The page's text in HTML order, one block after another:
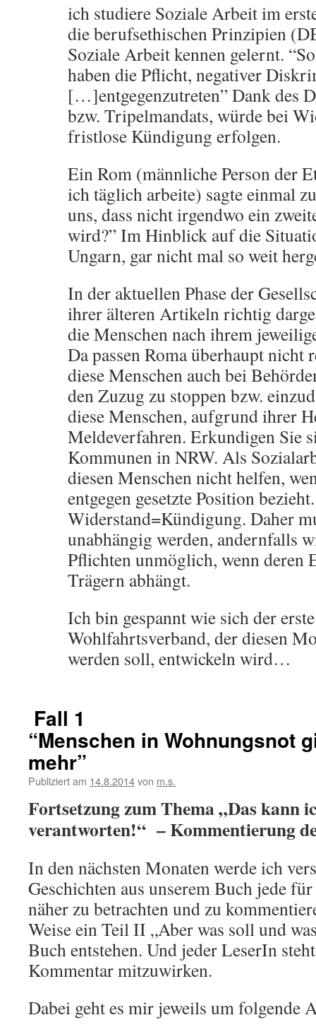
ich studiere Soziale Arbeit im
die berufsethischen Prinzipien
Soziale Arbeit kennen gelernt.
haben die Pflicht, negativer
[…]entgegenzutreten” Dank des
bzw. Tripelmandats, würde bei
fristlose Kündigung erfolgen.
Ein Rom (männliche Person der
ich täglich arbeite) sagte einmal
uns, dass nicht irgendwo ein
wird?” Im Hinblick auf die
Ungarn, gar nicht mal so weit
In der aktuellen Phase der
ihrer älteren Artikeln richtig
die Menschen nach ihrem
Da passen Roma überhaupt nicht
diese Menschen auch bei
den Zuzug zu stoppen bzw.
diese Menschen, aufgrund ihrer
Meldeverfahren. Erkundigen Sie
Kommunen in NRW. Als
diesen Menschen nicht helfen,
entgegen gesetzte Position bezieht.
Widerstand=Kündigung. Daher
unabhängig werden, andernfalls
Pflichten unmöglich, wenn deren
Trägern abhängt.
Ich bin gespannt wie sich der
Wohlfahrtsverband, der diesen
werden soll, entwickeln wird…
Fall 1
“Menschen in Wohnungsnot
mehr”
Publiziert am 14.8.2014von m.s.
Fortsetzung zum Thema „Das kann
verantworten!“ – Kommentierung
In den nächsten Monaten werde ich
Geschichten aus unserem Buch jede
näher zu betrachten und zu
Weise ein Teil II „Aber was soll und
Buch entstehen. Und jeder LeserIn
Kommentar mitzuwirken.
Dabei geht es mir jeweils um folgende